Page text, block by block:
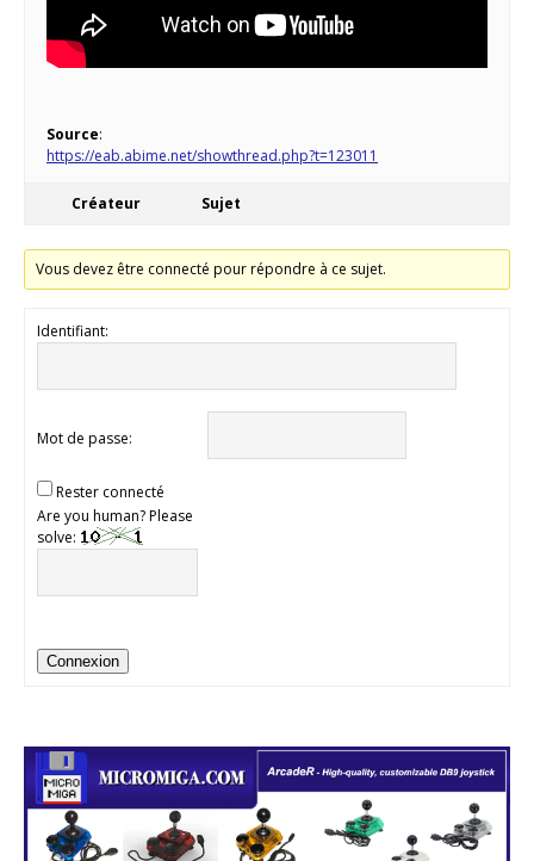
Source:
https://eab.abime.net/showthread.php?t=123011
Créateur Sujet
Vous devez être connecté pour répondre à ce sujet.
Identifiant:
Mot de passe:
Rester connecté
Are you human? Please
solve:
Connexion